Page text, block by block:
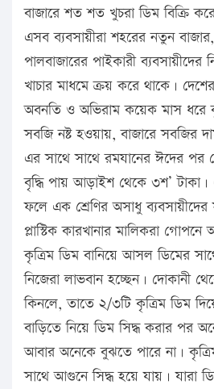
বাজারে শত শত খুচরা ডিম বিক্রি করে
এসব ব্যবসায়ীরা শহরের নতুন
পালবাজারের পাইকারী
খাচার মাধমে ক্রয় করে থাকে। দেশের
অবনতি ও অভিরাম কয়েক মাস ধরে
সবজি নষ্ট হওয়ায়, বাজারে সবজির
এর সাথে সাথে রমযানের ঈদের পর
বৃদ্ধি পায় আড়াইশ থেকে ৩শ’ টাকা।
ফলে এক শ্রেণির অসাধু
প্লাস্টিক কারখানার মালিকরা
কৃত্রিম ডিম বানিয়ে আসল ডিমের
নিজেরা লাভবান হচ্ছেন। দোকানী
কিনলে, তাতে ২/৩টি কৃত্রিম ডিম
বাড়িতে নিয়ে ডিম সিদ্ধ করার পর
আবার অনেকে বুঝতে পারে না।
সাথে আগুনে সিদ্ধ হয়ে যায়। যারা